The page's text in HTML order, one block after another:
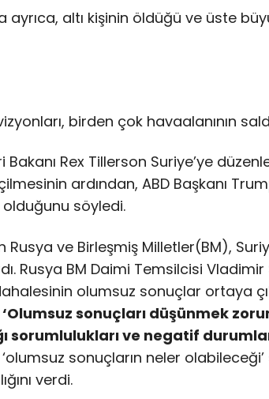
ayrıca, altı kişinin öldüğü ve üste
birden çok havaalanının
Bakanı Rex Tillerson Suriye’ye
ardından, ABD Başkanı
söyledi.
Rusya ve Birleşmiş Milletler(BM),
Rusya BM Daimi Temsilcisi
olumsuz sonuçlar ortaya
‘Olumsuz sonuçları düşünmek
sorumlulukları ve negatif
sonuçların neler olabileceği’
verdi.